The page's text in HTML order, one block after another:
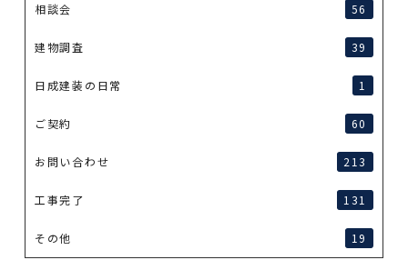
相談会 56
建物調査 39
日成建装の日常 1
ご契約 60
お問い合わせ 213
工事完了 131
その他 19